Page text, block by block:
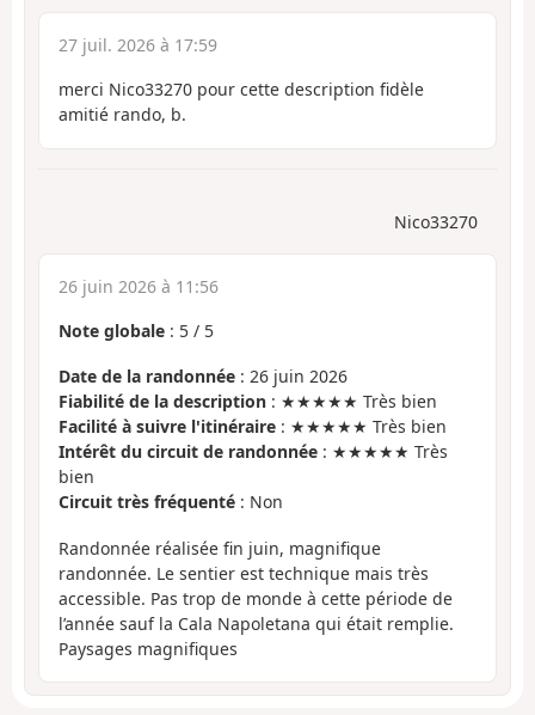
27 juil. 2026 à 17:59
merci Nico33270 pour cette description fidèle
amitié rando, b.
Nico33270
26 juin 2026 à 11:56
Note globale : 5 / 5
Date de la randonnée : 26 juin 2026
Fiabilité de la description : ★★★★★ Très bien
Facilité à suivre l'itinéraire : ★★★★★ Très bien
Intérêt du circuit de randonnée : ★★★★★ Très
bien
Circuit très fréquenté : Non
Randonnée réalisée fin juin, magnifique
randonnée. Le sentier est technique mais très
accessible. Pas trop de monde à cette période de
l’année sauf la Cala Napoletana qui était remplie.
Paysages magnifiques